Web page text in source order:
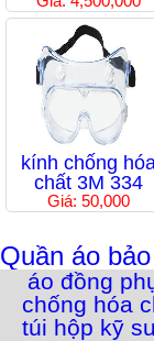
kính chống
chất 3M 334
Giá: 50,000
Quần áo
áo đồng
chống hóa
túi hộp kỹ